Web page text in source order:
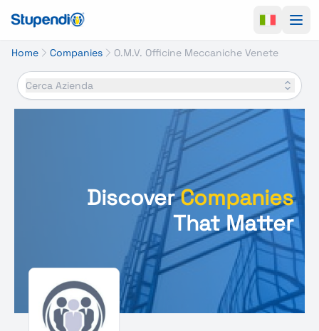
Home Companies O.M.V. Officine Meccaniche Venete
Cerca Azienda
DiscoverCompanies
That Matter